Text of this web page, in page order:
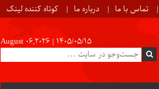
تماس با ما درباره ما کوتاه کننده لینک
August 06,2026 | ۱۴۰۵/۰۵/۱۵